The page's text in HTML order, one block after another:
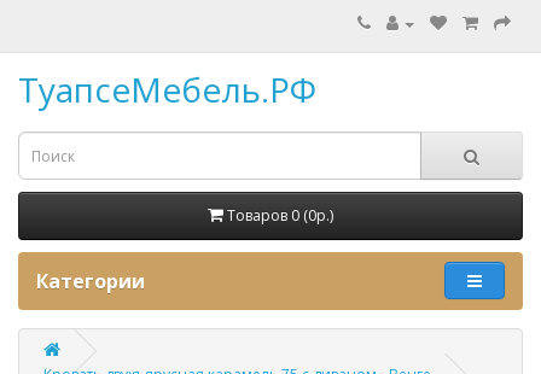
ТуапсеМебель.РФ
Товаров 0 (0p.)
Категории